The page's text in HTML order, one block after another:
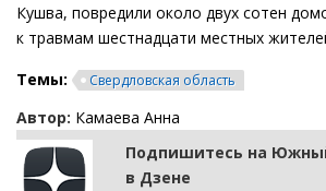
Кушва, повредили около двух сотен
к травмам шестнадцати местных
Темы:
Свердловская область
Автор: Камаева Анна
Подпишитесь на
в Дзене